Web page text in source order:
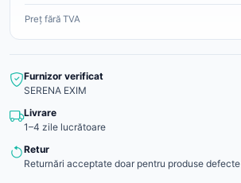
Preț fără TVA
Furnizor verificat
SERENA EXIM
Livrare
1–4 zile lucrătoare
Retur
Returnări acceptate doar pentru produse defecte